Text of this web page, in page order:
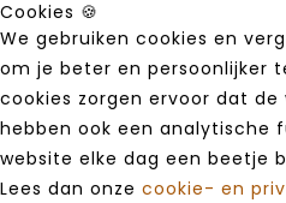
Cookies 🍪
We gebruiken cookies en
om je beter en persoonlijker
cookies zorgen ervoor dat
hebben ook een analytische
website elke dag een beetje
Lees dan onze cookie- en